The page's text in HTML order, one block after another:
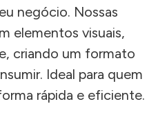
negócio. Nossas
elementos visuais,
criando um formato
Ideal para quem
rápida e eficiente.